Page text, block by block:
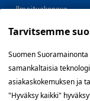
Ilmoituskanava
Evästevalinnat »
Oikopolut
Tarvitsemme
Suomen
samankaltaisia
asiakaskokemuksen ja
"Hyväksy kaikki"